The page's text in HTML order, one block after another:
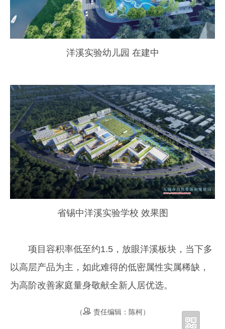
洋溪实验幼儿园 在建中
省锡中洋溪实验学校 效果图
项目容积率低至约1.5，放眼洋溪板块，当下多
以高层产品为主，如此难得的低密属性实属稀缺，
为高阶改善家庭量身敬献全新人居优选。
（ 责任编辑：陈柯）